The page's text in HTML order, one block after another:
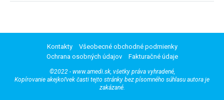
Kontakty
Všeobecné obchodné podmienky
Ochrana osobných údajov
Fakturačné údaje
©2022 - www.amedi.sk, všetky práva vyhradené,
Kopírovanie akejkoľvek časti tejto stránky bez písomného súhlasu autora je
zakázané.